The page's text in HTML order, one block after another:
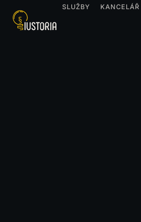
SLUŽBY
KANCELÁŘ